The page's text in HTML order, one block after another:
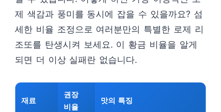
제 색감과 풍미를 동시에 잡을 수 있을까요? 섬
세한 비율 조정으로 여러분만의 특별한 로제 리
조또를 탄생시켜 보세요. 이 황금 비율을 알게
되면 더 이상 실패란 없습니다.
재료
권장
비율
맛의 특징